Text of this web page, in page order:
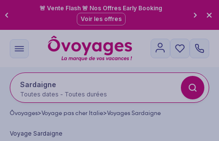
🚨 Vente Flash 🚨 Nos Offres Early Booking
Voir les offres
Sardaigne
Toutes dates - Toutes durées
Ôvoyages>Voyage pas cher Italie>Voyages Sardaigne
Voyage Sardaigne